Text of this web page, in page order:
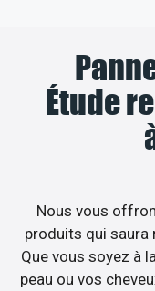
Étude
Nous vous
produits qui saura
Que vous soyez à
peau ou vos